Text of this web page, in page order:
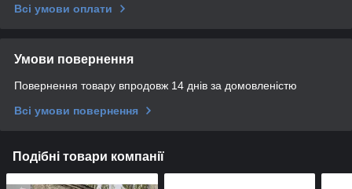
Всі умови оплати
Умови повернення
Повернення товару впродовж 14 днів за домовленістю
Всі умови повернення
Подібні товари компанії